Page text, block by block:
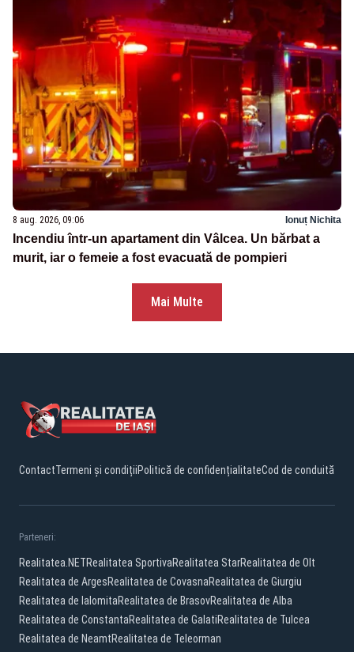
8 aug. 2026, 09:06 Ionuț Nichita
Incendiu într-un apartament din Vâlcea. Un bărbat a
murit, iar o femeie a fost evacuată de pompieri
Mai Multe
ContactTermeni și condițiiPolitică de confidențialitateCod de conduită
Parteneri:
Realitatea.NETRealitatea SportivaRealitatea StarRealitatea de Olt
Realitatea de ArgesRealitatea de CovasnaRealitatea de Giurgiu
Realitatea de IalomitaRealitatea de BrasovRealitatea de Alba
Realitatea de ConstantaRealitatea de GalatiRealitatea de Tulcea
Realitatea de NeamtRealitatea de Teleorman